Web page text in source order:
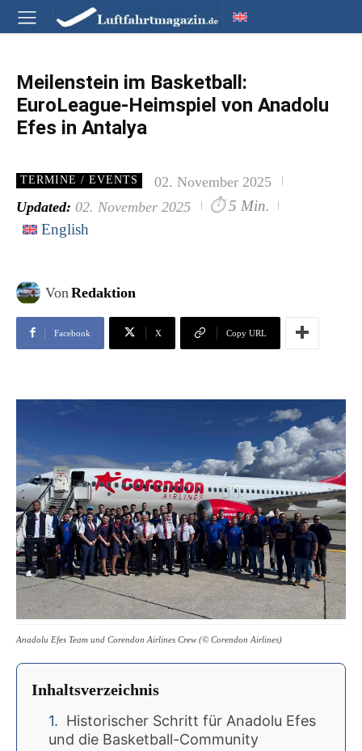
Meilenstein im Basketball:
EuroLeague-Heimspiel von Anadolu
Efes in Antalya
TERMINE / EVENTS
02. November 2025
Updated: 02. November 2025 ⏱ 5 Min.
English
Von Redaktion
Facebook X Copy URL
Anadolu Efes Team und Corendon Airlines Crew (© Corendon Airlines)
Inhaltsverzeichnis
Historischer Schritt für Anadolu Efes
und die Basketball-Community